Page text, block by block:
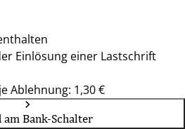
Einlösung einer Lastschrift
Ablehnung: 1,30 €
am Bank-Schalter